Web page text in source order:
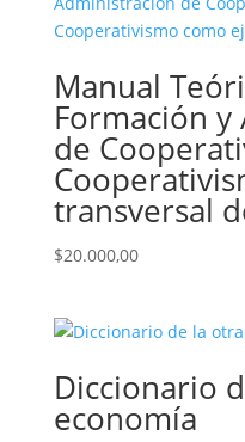
Manual
Formación
de
transversal
$20.000,00
Diccionario
economía